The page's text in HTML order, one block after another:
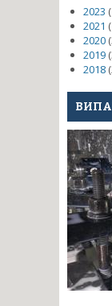
2023
2021
2020
2019
2018